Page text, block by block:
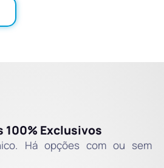
100% Exclusivos
Há opções com ou sem